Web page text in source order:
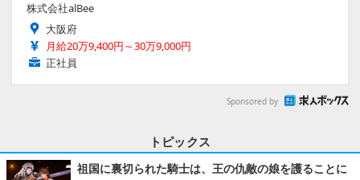
株式会社alBee
大阪府
月給20万9,400円～30万9,000円
正社員
Sponsored by
トピックス
祖国に裏切られた騎士は、王の仇敵の娘を護ることに